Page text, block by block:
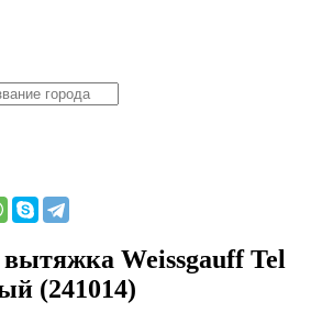
Weissgauff Tel
(241014)